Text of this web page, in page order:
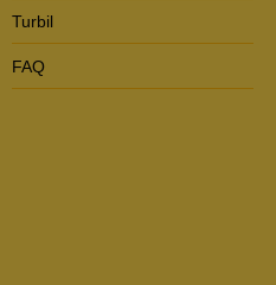
Turbil
FAQ